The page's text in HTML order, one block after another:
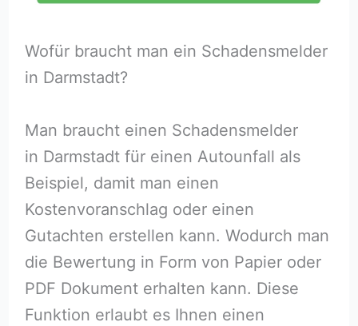
Wofür braucht man ein Schadensmelder
in Darmstadt?
Man braucht einen Schadensmelder
in Darmstadt für einen Autounfall als
Beispiel, damit man einen
Kostenvoranschlag oder einen
Gutachten erstellen kann. Wodurch man
die Bewertung in Form von Papier oder
PDF Dokument erhalten kann. Diese
Funktion erlaubt es Ihnen einen